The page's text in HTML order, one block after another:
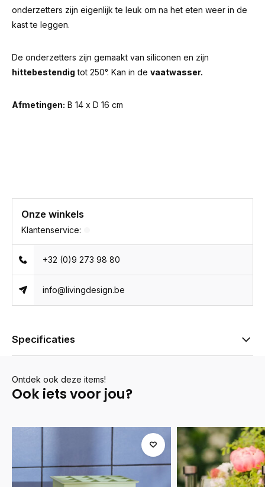
onderzetters zijn eigenlijk te leuk om na het eten weer in de
kast te leggen.
De onderzetters zijn gemaakt van siliconen en zijn
hittebestendig tot 250°. Kan in de vaatwasser.
Afmetingen: B 14 x D 16 cm
Onze winkels
Klantenservice:
+32 (0)9 273 98 80
info@livingdesign.be
Specificaties
Ontdek ook deze items!
Ook iets voor jou?